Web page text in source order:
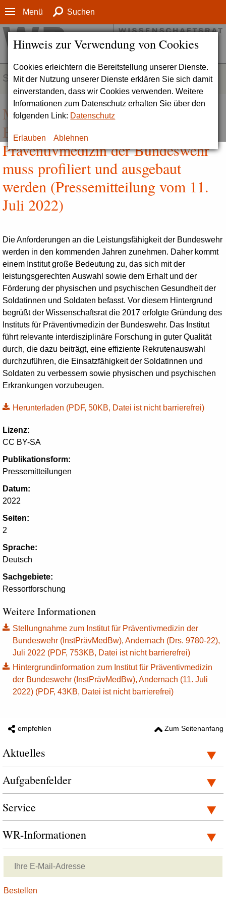
Hinweis zur Verwendung von Cookies
Cookies erleichtern die Bereitstellung unserer Dienste.
Mit der Nutzung unserer Dienste erklären Sie sich damit
einverstanden, dass wir Cookies verwenden. Weitere
Informationen zum Datenschutz erhalten Sie über den
folgenden Link: Datenschutz
Erlauben Ablehnen
Menü Suchen
SERVICE
Mehr Forschung für die Fitness der
Bundeswehr | Institut für
Präventivmedizin der Bundeswehr
muss profiliert und ausgebaut
werden (Pressemitteilung vom 11.
Juli 2022)
Die Anforderungen an die Leistungsfähigkeit der Bundeswehr
werden in den kommenden Jahren zunehmen. Daher kommt
einem Institut große Bedeutung zu, das sich mit der
leistungsgerechten Auswahl sowie dem Erhalt und der
Förderung der physischen und psychischen Gesundheit der
Soldatinnen und Soldaten befasst. Vor diesem Hintergrund
begrüßt der Wissenschaftsrat die 2017 erfolgte Gründung des
Instituts für Präventivmedizin der Bundeswehr. Das Institut
führt relevante interdisziplinäre Forschung in guter Qualität
durch, die dazu beiträgt, eine effiziente Rekrutenauswahl
durchzuführen, die Einsatzfähigkeit der Soldatinnen und
Soldaten zu verbessern sowie physischen und psychischen
Erkrankungen vorzubeugen.
Herunterladen (PDF, 50KB, Datei ist nicht barrierefrei)
Lizenz:
CC BY-SA
Publikationsform:
Pressemitteilungen
Datum:
2022
Seiten:
2
Sprache:
Deutsch
Sachgebiete:
Ressortforschung
Weitere Informationen
Stellungnahme zum Institut für Präventivmedizin der
Bundeswehr (InstPrävMedBw), Andernach (Drs. 9780-22),
Juli 2022 (PDF, 753KB, Datei ist nicht barrierefrei)
Hintergrundinformation zum Institut für Präventivmedizin
der Bundeswehr (InstPrävMedBw), Andernach (11. Juli
2022) (PDF, 43KB, Datei ist nicht barrierefrei)
empfehlen Zum Seitenanfang
Aktuelles
Aufgabenfelder
Service
WR-Informationen